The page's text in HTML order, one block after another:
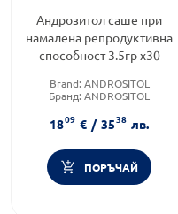
Андрозитол саше при
намалена репродуктивна
способност 3.5гр х30
Brand: ANDROSITOL
Бранд: ANDROSITOL
фертилитет
1809 € / 3538 лв.
ПОРЪЧАЙ